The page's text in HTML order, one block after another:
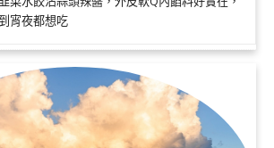
宵夜都想吃